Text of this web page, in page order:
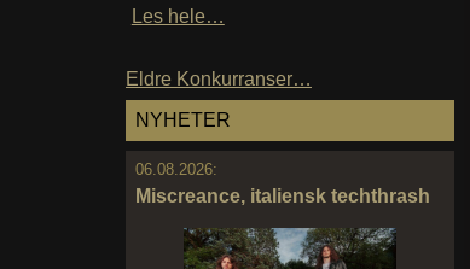
Les hele…
Eldre Konkurranser…
NYHETER
06.08.2026:
Miscreance, italiensk techthrash